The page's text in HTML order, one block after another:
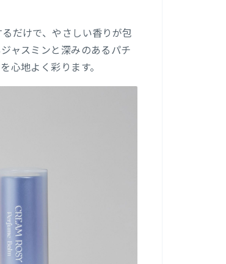
だけで、やさしい香りが包
ャスミンと深みのあるパチ
心地よく彩ります。